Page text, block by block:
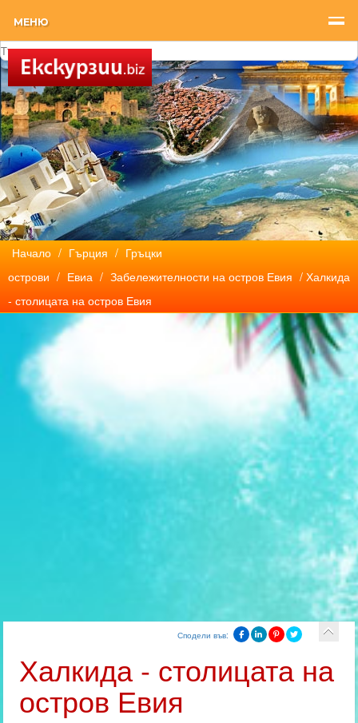
МЕНЮ
Начало / Гърция / Гръцки
острови / Евиа / Забележителности на остров Евия / Халкида
- столицата на остров Евия
Сподели във:
Халкида - столицата на
остров Евия